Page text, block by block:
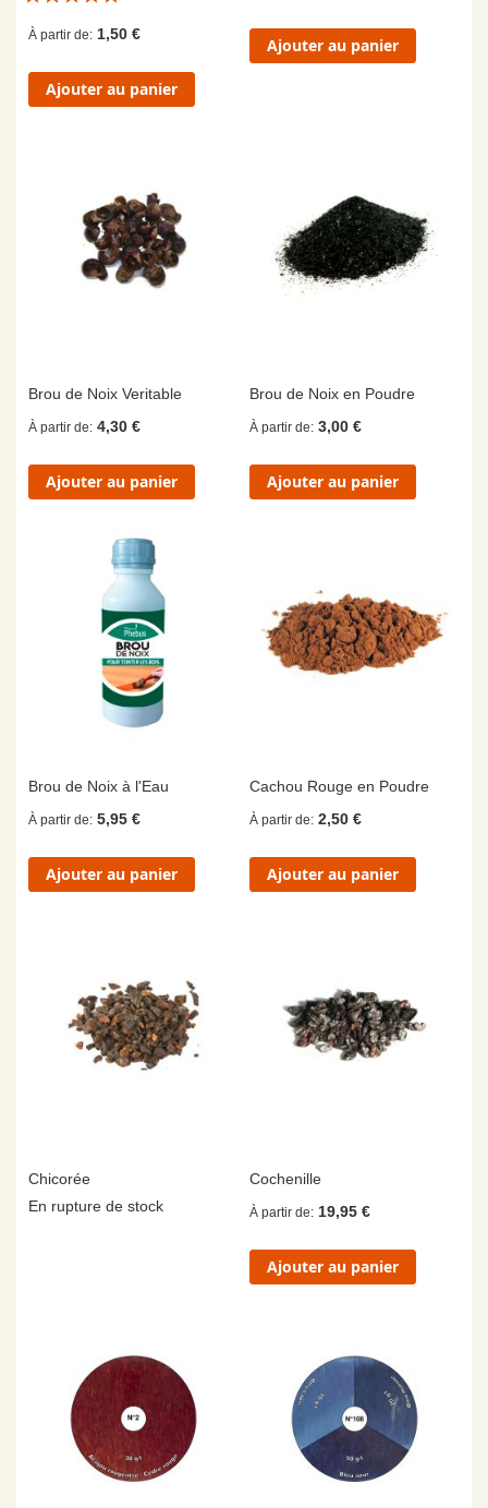
À partir de 1,50 €
Ajouter au panier
Ajouter au panier
Brou de Noix Veritable
À partir de 4,30 €
Ajouter au panier
Brou de Noix en Poudre
À partir de 3,00 €
Ajouter au panier
Brou de Noix à l'Eau
À partir de 5,95 €
Ajouter au panier
Cachou Rouge en Poudre
À partir de 2,50 €
Ajouter au panier
Chicorée
En rupture de stock
Cochenille
À partir de 19,95 €
Ajouter au panier